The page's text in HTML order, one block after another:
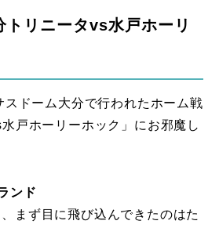
リニータvs水戸ホーリ
ドーム大分で行われたホーム戦
水戸ホーリーホック」にお邪魔し
ンド
まず目に飛び込んできたのはた